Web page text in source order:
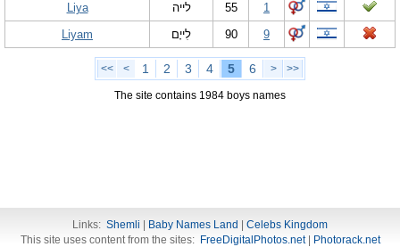
Liya
לייה 55
1
Liyam
לִייָם 90 9
<< < 1 2 3 4 5 6 > >>
The site contains 1984 boys names
Links: Shemli Baby Names Land
Celebs Kingdom
This site uses content from the sites: FreeDigitalPhotos.net| Photorack.net